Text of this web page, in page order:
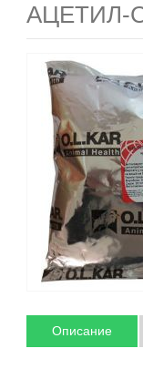
АЦЕТИЛ-
Описание